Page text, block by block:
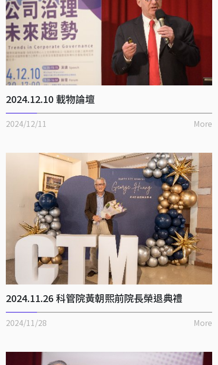
2024.12.10 載物論壇
2024/12/11 More
2024.11.26 科管院黃朝熙前院長榮退典禮
2024/11/28 More